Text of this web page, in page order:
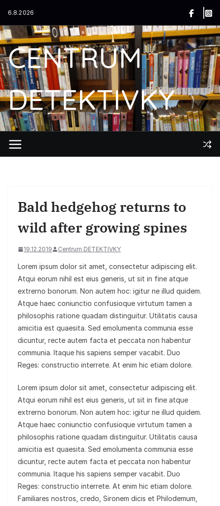
obsah
6.8.2026
CENTRUM
DETEKTIVKY
Bald hedgehog returns to
wild after growing spines
19.12.2019 Centrum DETEKTIVKY
Lorem ipsum dolor sit amet, consectetur adipiscing elit.
Atqui eorum nihil est eius generis, ut sit in fine atque
extrerno bonorum. Non autem hoc: igitur ne illud quidem.
Atque haec coniunctio confusioque virtutum tamen a
philosophis ratione quadam distinguitur. Utilitatis causa
amicitia est quaesita. Sed emolumenta communia esse
dicuntur, recte autem facta et peccata non habentur
communia. Itaque his sapiens semper vacabit. Duo
Reges: constructio interrete. At enim hic etiam dolore.
Lorem ipsum dolor sit amet, consectetur adipiscing elit.
Atqui eorum nihil est eius generis, ut sit in fine atque
extrerno bonorum. Non autem hoc: igitur ne illud quidem.
Atque haec coniunctio confusioque virtutum tamen a
philosophis ratione quadam distinguitur. Utilitatis causa
amicitia est quaesita. Sed emolumenta communia esse
dicuntur, recte autem facta et peccata non habentur
communia. Itaque his sapiens semper vacabit. Duo
Reges: constructio interrete. At enim hic etiam dolore.
Familiares nostros, credo, Sironem dicis et Philodemum,